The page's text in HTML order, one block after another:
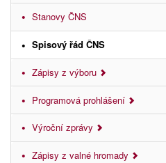
Stanovy ČNS
Spisový řád ČNS
Zápisy z výboru
Programová prohlášení
Výroční zprávy
Zápisy z valné hromady